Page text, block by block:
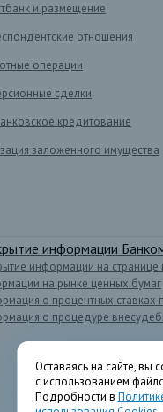
и размещение
отношения
операции
сделки
кредитование
заложенного имущества
информации
информации на
на рынке ценных бумаг
о процентных
о процедуре
Оставаясь на сайте, вы
с использованием
Подробности в